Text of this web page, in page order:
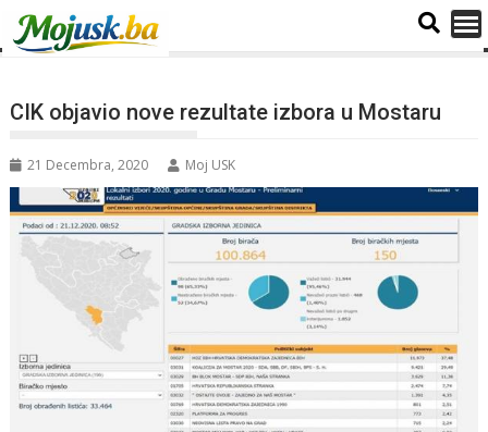
CIK objavio nove rezultate izbora u Mostaru
21 Decembra, 2020 Moj USK